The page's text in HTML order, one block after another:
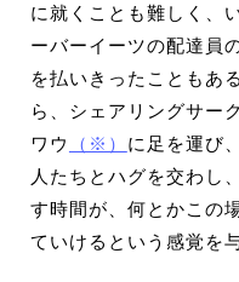
に就くことも難しく、
ーバーイーツの配達員
を払いきったこともあ
ら、シェアリングサー
ワウ
（※） に足を運び
人たちとハグを交わし
す時間が、何とかこの
ていけるという感覚を